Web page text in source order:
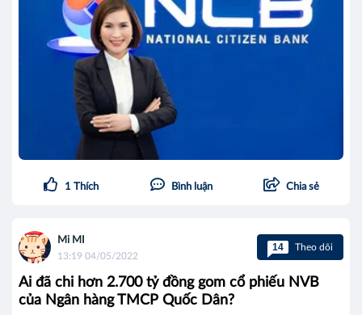
1 Thích Bình luận Chia sẻ
Mi MI
13:19 04/05/2022
14 Theo dõi
Ai đã chi hơn 2.700 tỷ đồng gom cổ phiếu NVB
của Ngân hàng TMCP Quốc Dân?